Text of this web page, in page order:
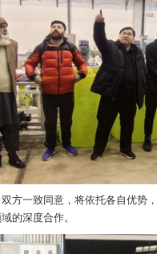
指出，通过此次交流深化